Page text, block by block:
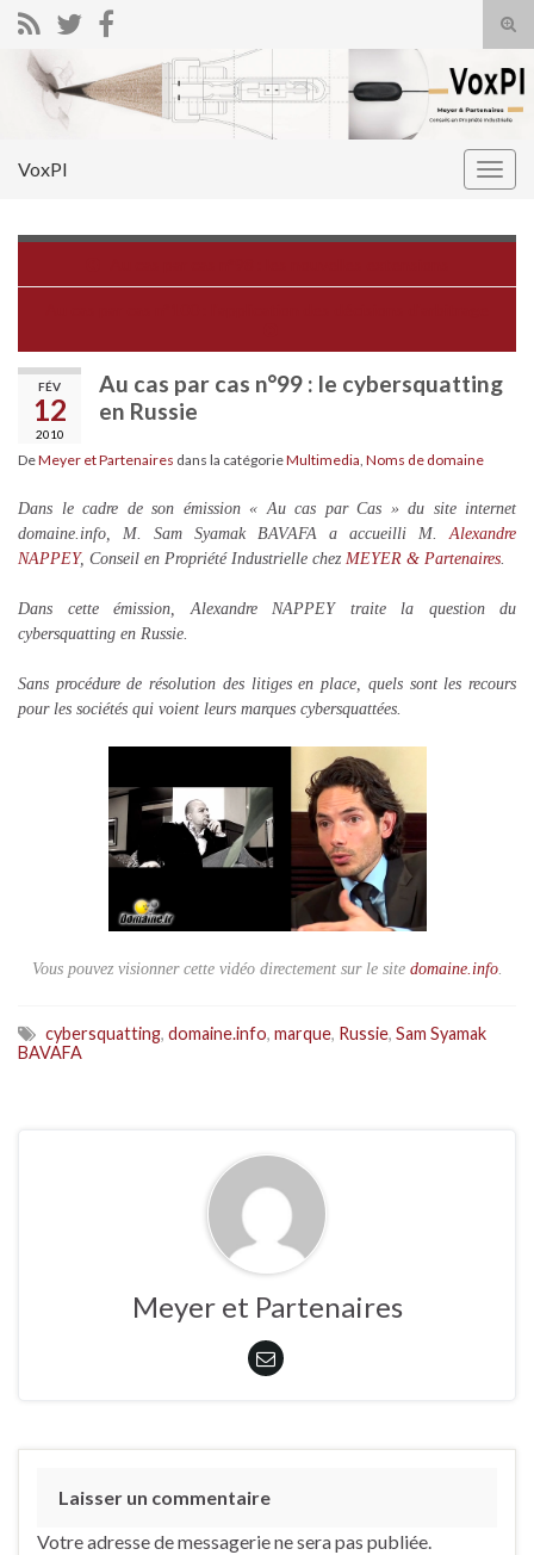
Search for:
VoxPI
FÉV
12
2010
Au cas par cas n°99 : le cybersquatting
en Russie
DeMeyer et Partenaires dans la catégorieMultimedia Noms de domaine
Dans le cadre de son émission « Au cas par Cas » du site internet
domaine.info, M. Sam Syamak BAVAFA a accueilli M. Alexandre
NAPPEY, Conseil en Propriété Industrielle chez MEYER & Partenaires
Dans cette émission, Alexandre NAPPEY traite la question du
cybersquatting en Russie.
Sans procédure de résolution des litiges en place, quels sont les recours
pour les sociétés qui voient leurs marques cybersquattées.
Vous pouvez visionner cette vidéo directement sur le site domaine.info.
cybersquatting, domaine.info, marque, Russie, Sam Syamak
BAVAFA
Meyer et Partenaires
Laisser un commentaire
Votre adresse de messagerie ne sera pas publiée.